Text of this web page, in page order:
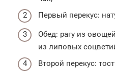
Первый перекус:
Обед: рагу из
из липовых
Второй перекус: